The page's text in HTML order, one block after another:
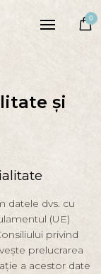
0
și
datele dvs. cu
(UE)
privind
prelucrarea
a acestor date